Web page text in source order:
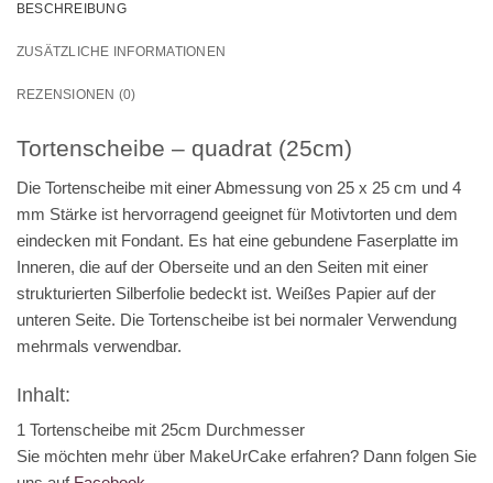
BESCHREIBUNG
ZUSÄTZLICHE INFORMATIONEN
REZENSIONEN (0)
Tortenscheibe – quadrat (25cm)
Die Tortenscheibe mit einer Abmessung von 25 x 25 cm und 4
mm Stärke ist hervorragend geeignet für Motivtorten und dem
eindecken mit Fondant. Es hat eine gebundene Faserplatte im
Inneren, die auf der Oberseite und an den Seiten mit einer
strukturierten Silberfolie bedeckt ist. Weißes Papier auf der
unteren Seite. Die Tortenscheibe ist bei normaler Verwendung
mehrmals verwendbar.
Inhalt:
1 Tortenscheibe mit 25cm Durchmesser
Sie möchten mehr über MakeUrCake erfahren? Dann folgen Sie